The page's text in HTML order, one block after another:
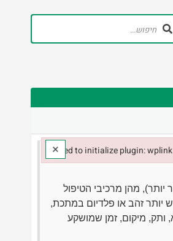
Failed to initialize plugin: wplink
×
Failed to initialize plugin: wplink